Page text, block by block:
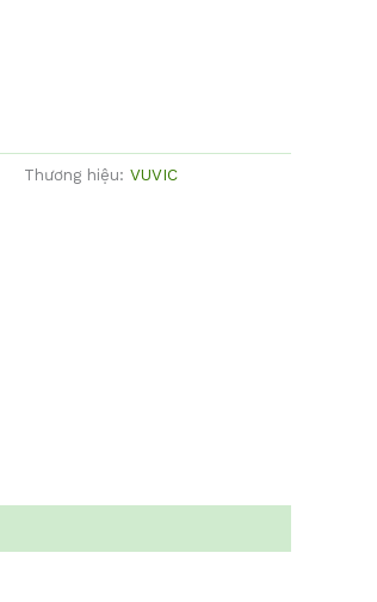
Thương hiệu: VUVIC